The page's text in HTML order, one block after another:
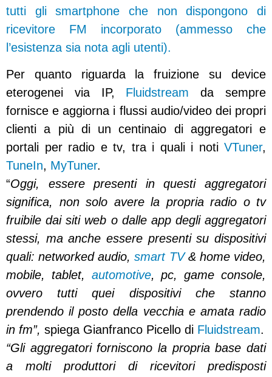
tutti gli smartphone che non dispongono di
ricevitore FM incorporato (ammesso che
l’esistenza sia nota agli utenti).
Per quanto riguarda la fruizione su device
eterogenei via IP, Fluidstream da sempre
fornisce e aggiorna i flussi audio/video dei propri
clienti a più di un centinaio di aggregatori e
portali per radio e tv, tra i quali i noti VTuner,
TuneIn, MyTuner.
“Oggi, essere presenti in questi aggregatori
significa, non solo avere la propria radio o tv
fruibile dai siti web o dalle app degli aggregatori
stessi, ma anche essere presenti su dispositivi
quali: networked audio,smart TV& home video,
mobile, tablet, automotive, pc, game console,
ovvero tutti quei dispositivi che stanno
prendendo il posto della vecchia e amata radio
in fm”, spiega Gianfranco Picello di Fluidstream.
“Gli aggregatori forniscono la propria base dati
a molti produttori di ricevitori predisposti